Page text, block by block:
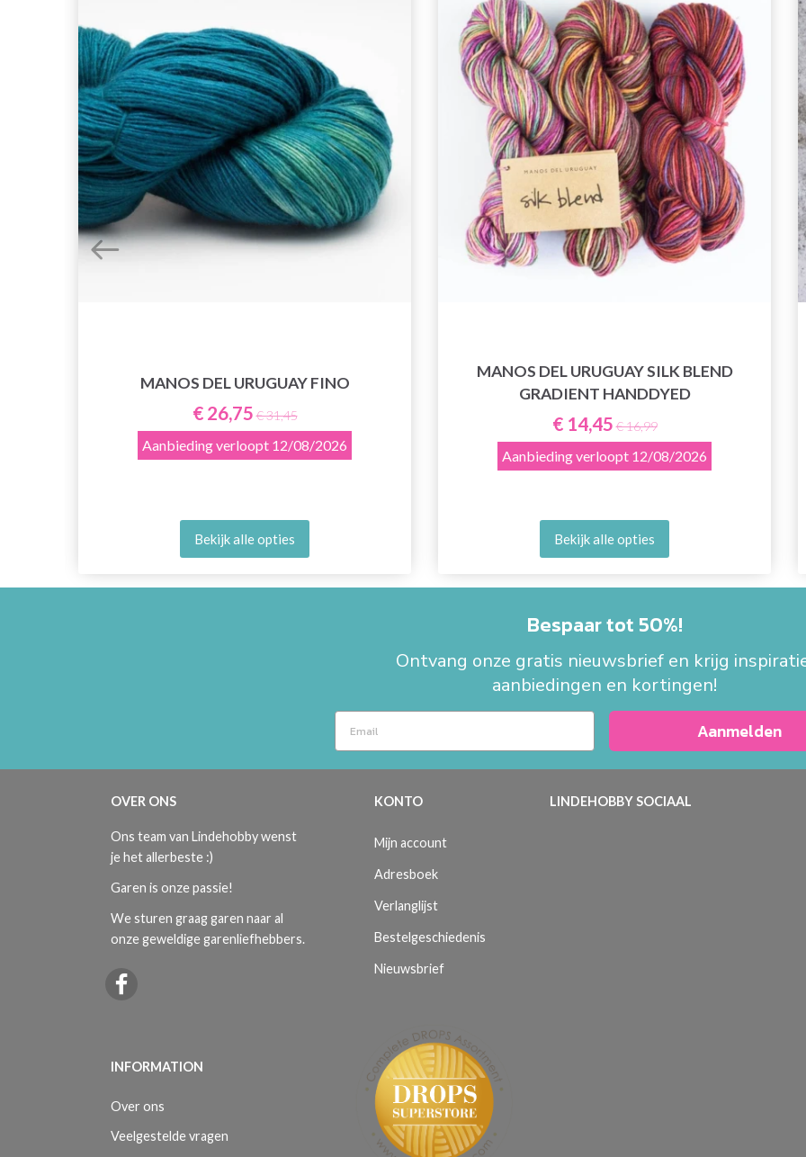
MANOS DEL URUGUAY FINO
€ 26,75 € 31,45
Aanbieding verloopt 12/08/2026
Bekijk alle opties
MANOS DEL URUGUAY SILK BLEND
GRADIENT HANDDYED
€ 14,45 € 16,99
Aanbieding verloopt 12/08/2026
Bekijk alle opties
Bespaar tot 50%!
Ontvang onze gratis nieuwsbrief en krijg
aanbiedingen en kortingen!
Aanmelden
OVER ONS
Ons team van Lindehobby wenst
je het allerbeste :)
Garen is onze passie!
We sturen graag garen naar al
onze geweldige garenliefhebbers.
INFORMATION
Over ons
Veelgestelde vragen
KONTO
Mijn account
Adresboek
Verlanglijst
Bestelgeschiedenis
Nieuwsbrief
LINDEHOBBY SOCIAAL